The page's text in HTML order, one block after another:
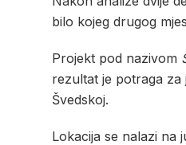
bilo kojeg drugog
Projekt pod nazivom
rezultat je potraga za
Švedskoj.
Lokacija se nalazi na